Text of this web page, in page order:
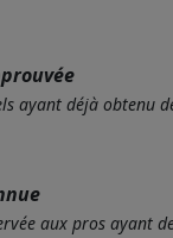
ayant déjà obtenu
aux pros ayant